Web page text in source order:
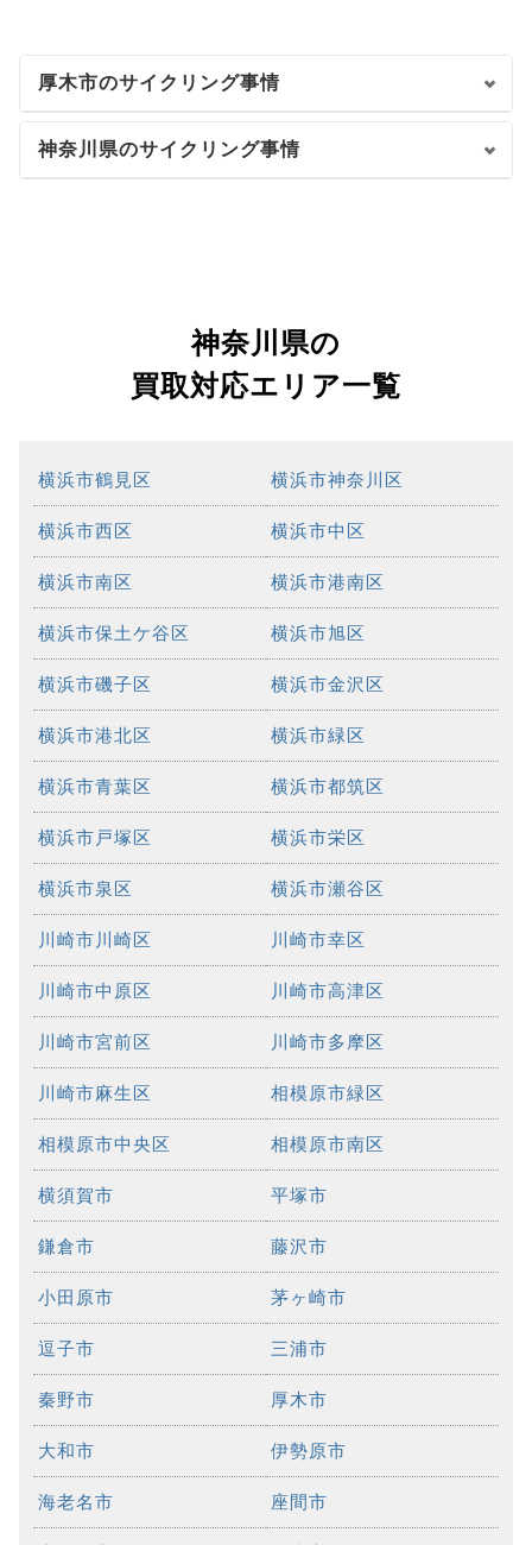
厚木市のサイクリング事情
神奈川県のサイクリング事情
神奈川県の
買取対応エリア一覧
横浜市鶴見区 横浜市神奈川区
横浜市西区 横浜市中区
横浜市南区 横浜市港南区
横浜市保土ケ谷区 横浜市旭区
横浜市磯子区 横浜市金沢区
横浜市港北区 横浜市緑区
横浜市青葉区 横浜市都筑区
横浜市戸塚区 横浜市栄区
横浜市泉区 横浜市瀬谷区
川崎市川崎区 川崎市幸区
川崎市中原区 川崎市高津区
川崎市宮前区 川崎市多摩区
川崎市麻生区 相模原市緑区
相模原市中央区 相模原市南区
横須賀市 平塚市
鎌倉市 藤沢市
小田原市 茅ヶ崎市
逗子市 三浦市
秦野市 厚木市
大和市 伊勢原市
海老名市 座間市